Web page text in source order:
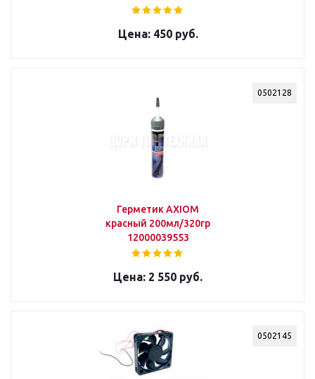
450 руб.
0502128
Герметик AXIOM
красный 200мл/320гр
12000039553
2 550 руб.
0502145